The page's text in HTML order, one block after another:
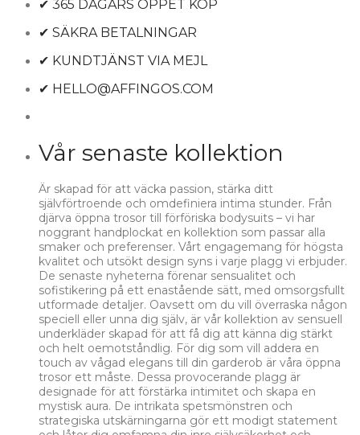
✔ 365 DAGARS ÖPPET KÖP
✔ SÄKRA BETALNINGAR
✔ KUNDTJÄNST VIA MEJL
✔ HELLO@AFFINGOS.COM
Vår senaste kollektion
Är skapad för att väcka passion, stärka ditt
självförtroende och omdefiniera intima stunder. Från
djärva öppna trosor till förföriska bodysuits – vi har
noggrant handplockat en kollektion som passar alla
smaker och preferenser. Vårt engagemang för högsta
kvalitet och utsökt design syns i varje plagg vi erbjuder.
De senaste nyheterna förenar sensualitet och
sofistikering på ett enastående sätt, med omsorgsfullt
utformade detaljer. Oavsett om du vill överraska någon
speciell eller unna dig själv, är vår kollektion av sensuell
underkläder skapad för att få dig att känna dig stärkt
och helt oemotståndlig. För dig som vill addera en
touch av vågad elegans till din garderob är våra öppna
trosor ett måste. Dessa provocerande plagg är
designade för att förstärka intimitet och skapa en
mystisk aura. De intrikata spetsmönstren och
strategiska utskärningarna gör ett modigt statement